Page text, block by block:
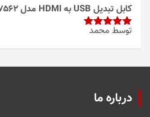
از 5
کابل تبدیل USB به HDMI مدل 3in1 HDTV 7562
امتیاز5از
توسط محمد
درباره ما